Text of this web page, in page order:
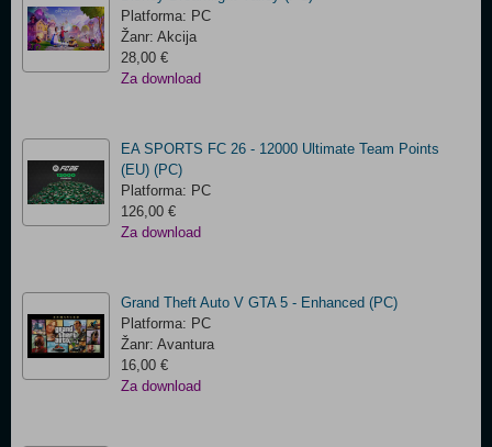
Platforma: PC
Žanr: Akcija
28,00 €
Za download
EA SPORTS FC 26 - 12000 Ultimate Team Points
(EU) (PC)
Platforma: PC
126,00 €
Za download
Grand Theft Auto V GTA 5 - Enhanced (PC)
Platforma: PC
Žanr: Avantura
16,00 €
Za download